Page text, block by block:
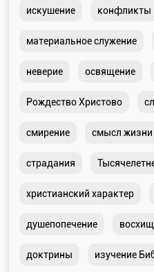
искушение конфликты
материальное служение
неверие освящение
Рождество Христово
смирение смысл жизни
страдания
христианский характер
душепопечение
доктрины изучение